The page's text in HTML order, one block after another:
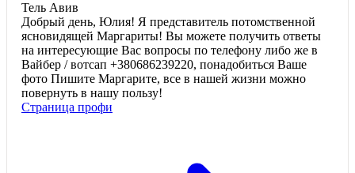
Тель Авив
Добрый день, Юлия! Я представитель потомственной
ясновидящей Маргариты! Вы можете получить ответы
на интересующие Вас вопросы по телефону либо же в
Вайбер / вотсап +380686239220, понадобиться Ваше
фото Пишите Маргарите, все в нашей жизни можно
повернуть в нашу пользу!
Страница профи